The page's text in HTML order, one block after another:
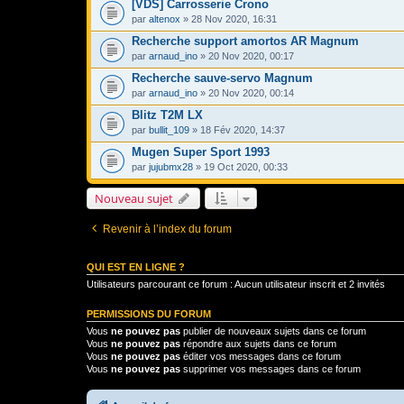
[VDS] Carrosserie Crono
par altenox » 28 Nov 2020, 16:31
Recherche support amortos AR Magnum
par arnaud_ino » 20 Nov 2020, 00:17
Recherche sauve-servo Magnum
par arnaud_ino » 20 Nov 2020, 00:14
Blitz T2M LX
par bullit_109 » 18 Fév 2020, 14:37
Mugen Super Sport 1993
par jujubmx28 » 19 Oct 2020, 00:33
Nouveau sujet
Revenir à l’index du forum
QUI EST EN LIGNE ?
Utilisateurs parcourant ce forum : Aucun utilisateur inscrit et 2 invités
PERMISSIONS DU FORUM
Vous ne pouvez pas publier de nouveaux sujets dans ce forum
Vous ne pouvez pas répondre aux sujets dans ce forum
Vous ne pouvez pas éditer vos messages dans ce forum
Vous ne pouvez pas supprimer vos messages dans ce forum